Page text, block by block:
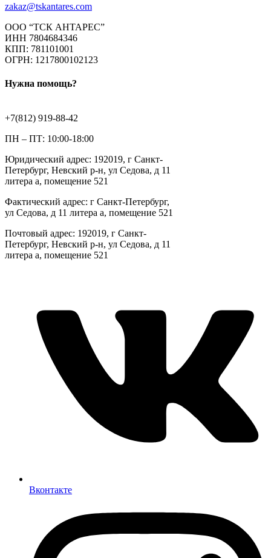
zakaz@tskantares.com
ООО “ТСК АНТАРЕС”
ИНН 7804684346
КПП: 781101001
ОГРН: 1217800102123
Нужна помощь?
+7(812) 919-88-42
ПН – ПТ: 10:00-18:00
Юридический адрес: 192019, г Санкт-
Петербург, Невский р-н, ул Седова, д 11
литера а, помещение 521
Фактический адрес: г Санкт-Петербург,
ул Седова, д 11 литера а, помещение 521
Почтовый адрес: 192019, г Санкт-
Петербург, Невский р-н, ул Седова, д 11
литера а, помещение 521
Вконтакте